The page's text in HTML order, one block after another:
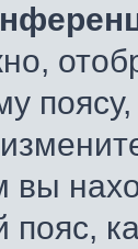
вы
пояс,